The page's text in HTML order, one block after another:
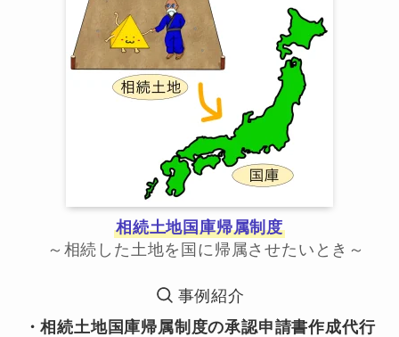
相続土地国庫帰属制度
～相続した土地を国に帰属させたいとき～
事例紹介
・相続土地国庫帰属制度の承認申請書作成代行